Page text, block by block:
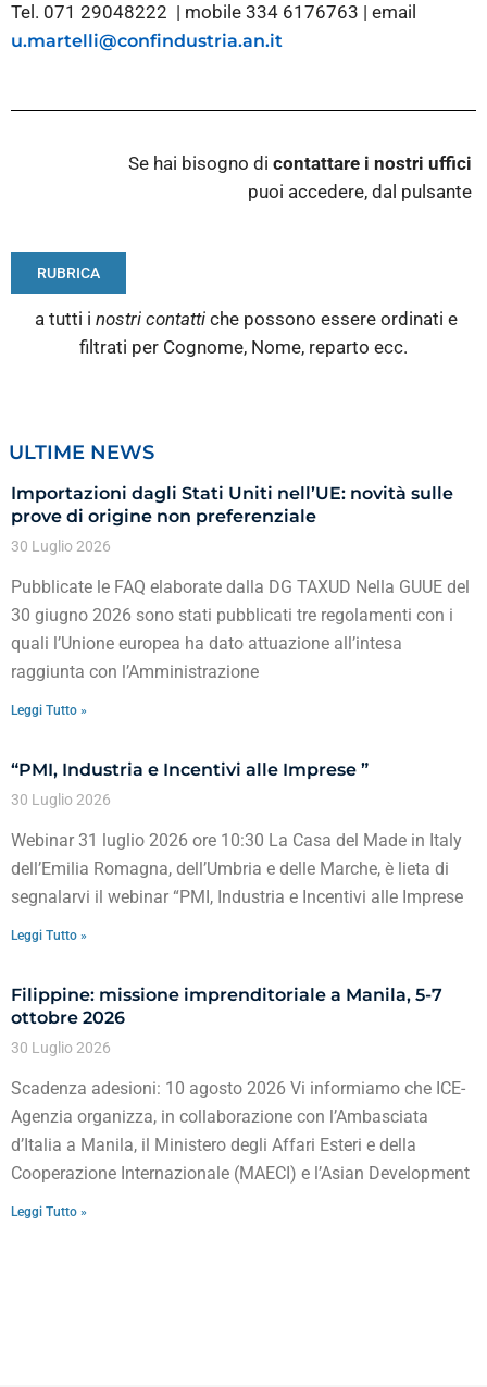
Tel. 071 29048222 | mobile 334 6176763 | email
u.martelli@confindustria.an.it
Se hai bisogno di contattare i nostri uffici
puoi accedere, dal pulsante
RUBRICA
a tutti i nostri contatti che possono essere ordinati e
filtrati per Cognome, Nome, reparto ecc.
ULTIME NEWS
Importazioni dagli Stati Uniti nell’UE: novità sulle
prove di origine non preferenziale
30 Luglio 2026
Pubblicate le FAQ elaborate dalla DG TAXUD Nella GUUE del
30 giugno 2026 sono stati pubblicati tre regolamenti con i
quali l’Unione europea ha dato attuazione all’intesa
raggiunta con l’Amministrazione
Leggi Tutto »
“PMI, Industria e Incentivi alle Imprese ”
30 Luglio 2026
Webinar 31 luglio 2026 ore 10:30 La Casa del Made in Italy
dell’Emilia Romagna, dell’Umbria e delle Marche, è lieta di
segnalarvi il webinar “PMI, Industria e Incentivi alle Imprese
Leggi Tutto »
Filippine: missione imprenditoriale a Manila, 5-7
ottobre 2026
30 Luglio 2026
Scadenza adesioni: 10 agosto 2026 Vi informiamo che ICE-
Agenzia organizza, in collaborazione con l’Ambasciata
d’Italia a Manila, il Ministero degli Affari Esteri e della
Cooperazione Internazionale (MAECI) e l’Asian Development
Leggi Tutto »